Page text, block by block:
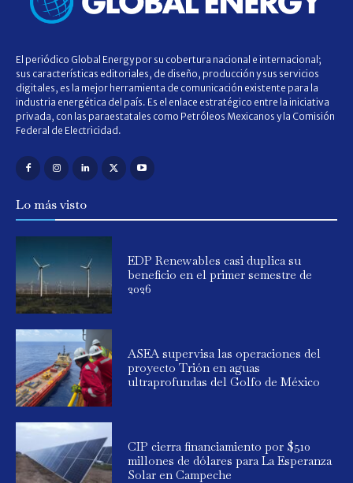
El periódico Global Energy por su cobertura nacional e internacional;
sus características editoriales, de diseño, producción y sus servicios
digitales, es la mejor herramienta de comunicación existente para la
industria energética del país. Es el enlace estratégico entre la iniciativa
privada, con las paraestatales como Petróleos Mexicanos y la Comisión
Federal de Electricidad.
Lo más visto
EDP Renewables casi duplica su
beneficio en el primer semestre de
2026
ASEA supervisa las operaciones del
proyecto Trión en aguas
ultraprofundas del Golfo de México
CIP cierra financiamiento por $510
millones de dólares para La Esperanza
Solar en Campeche